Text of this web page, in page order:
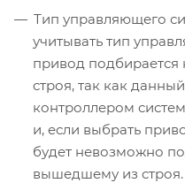
Тип управляющего
учитывать тип
привод
строя, так как
контроллером
и, если выбрать
будет невозможно
вышедшему из строя.